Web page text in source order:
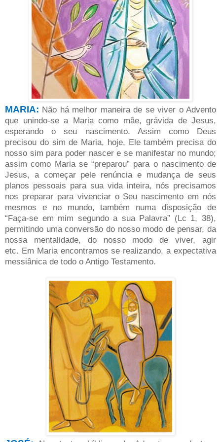
MARIA: Não há melhor maneira de se viver o Advento
que unindo-se a Maria como mãe, grávida de Jesus,
esperando o seu nascimento. Assim como Deus
precisou do sim de Maria, hoje, Ele também precisa do
nosso sim para poder nascer e se manifestar no mundo;
assim como Maria se “preparou” para o nascimento de
Jesus, a começar pele renúncia e mudança de seus
planos pessoais para sua vida inteira, nós precisamos
nos preparar para vivenciar o Seu nascimento em nós
mesmos e no mundo, também numa disposição de
“Faça-se em mim segundo a sua Palavra” (Lc 1, 38),
permitindo uma conversão do nosso modo de pensar, da
nossa mentalidade, do nosso modo de viver, agir
etc. Em Maria encontramos se realizando, a expectativa
messiânica de todo o Antigo Testamento.